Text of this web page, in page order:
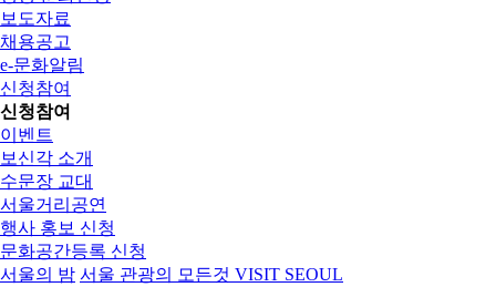
보도자료
채용공고
e-문화알림
신청참여
신청참여
이벤트
보신각 소개
수문장 교대
서울거리공연
행사 홍보 신청
문화공간등록 신청
서울의 밤 서울 관광의 모든것 VISIT SEOUL